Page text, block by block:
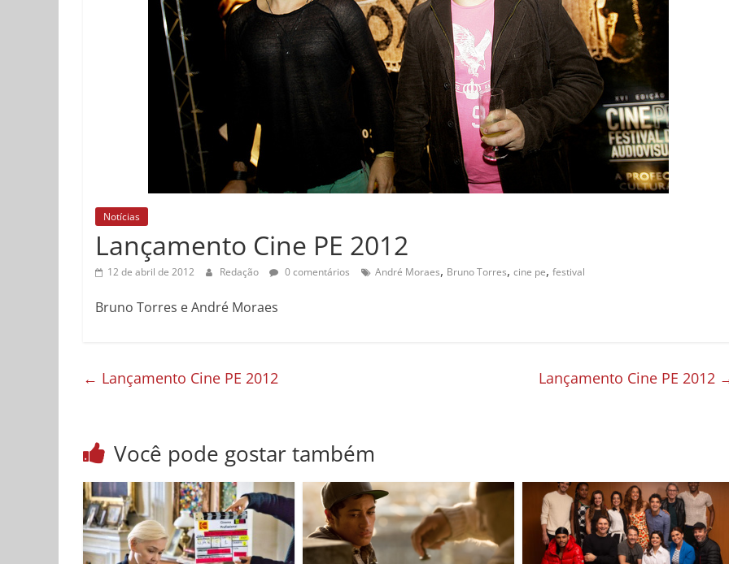
Notícias
Lançamento Cine PE 2012
12 de abril de 2012 Redação 0 comentários André Moraes, Bruno Torres, cine pe, festival
Bruno Torres e André Moraes
← Lançamento Cine PE 2012 Lançamento Cine PE 2012
Você pode gostar também